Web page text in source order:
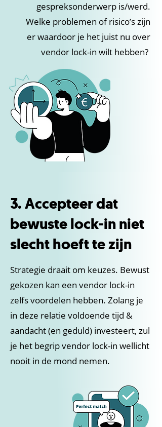
gespreksonderwerp is/werd.
Welke problemen of risico’s zijn
er waardoor je het juist nu over
vendor lock-in wilt hebben?
3. Accepteer dat
bewuste lock-in niet
slecht hoeft te zijn
Strategie draait om keuzes. Bewust
gekozen kan een vendor lock-in
zelfs voordelen hebben. Zolang je
in deze relatie voldoende tijd &
aandacht (en geduld) investeert, zul
je het begrip vendor lock-in wellicht
nooit in de mond nemen.